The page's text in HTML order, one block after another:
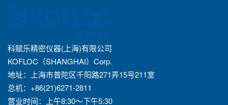
科赋乐精密仪器(上海)有限公司
KOFLOC（SHANGHAI）Corp.
地址：上海市普陀区千阳路271弄15号211室
总机：+86(21)6271-2811
营业时间：上午8:30～下午5:30